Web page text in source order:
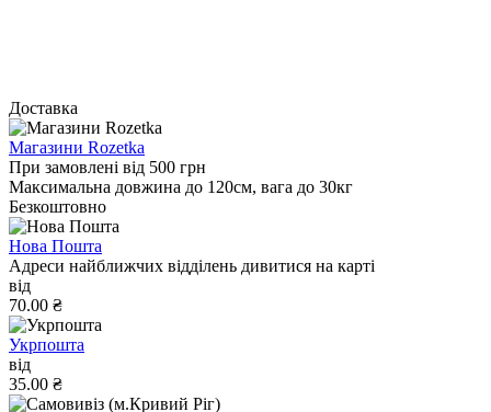
Доставка
Магазини Rozetka
При замовлені від 500 грн
Максимальна довжина до 120см, вага до 30кг
Безкоштовно
Нова Пошта
Адреси найближчих відділень дивитися на карті
від
70.00 ₴
Укрпошта
від
35.00 ₴